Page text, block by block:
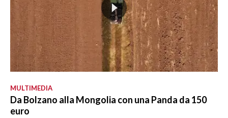
MULTIMEDIA
Da Bolzano alla Mongolia con una Panda da 150
euro